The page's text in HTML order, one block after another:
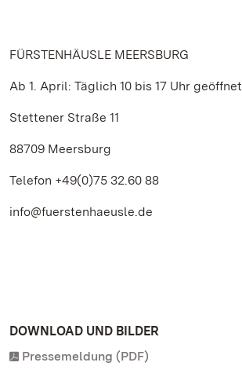
FÜRSTENHÄUSLE MEERSBURG
Ab 1. April: Täglich 10 bis 17 Uhr geöffnet
Stettener Straße 11
88709 Meersburg
Telefon +49(0)75 32.60 88
info@fuerstenhaeusle.de
DOWNLOAD UND BILDER
Pressemeldung (PDF)